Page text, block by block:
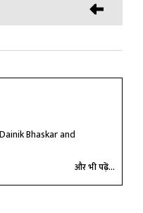
Bhaskar and
और भी पढ़ें...